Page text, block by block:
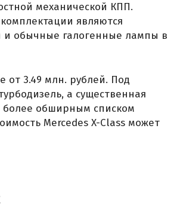
механической КПП.
являются
и обычные галогенные лампы в
от 3.49 млн. рублей. Под
а существенная
более обширным списком
Mercedes X-Class может